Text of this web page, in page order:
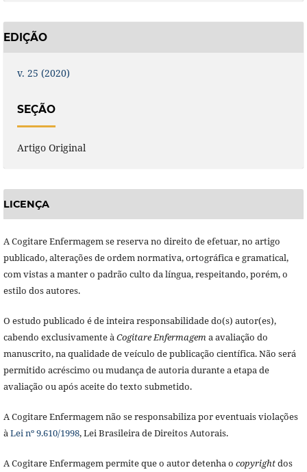
EDIÇÃO
v. 25 (2020)
SEÇÃO
Artigo Original
LICENÇA
A Cogitare Enfermagem se reserva no direito de efetuar, no artigo
publicado, alterações de ordem normativa, ortográfica e gramatical,
com vistas a manter o padrão culto da língua, respeitando, porém, o
estilo dos autores.
O estudo publicado é de inteira responsabilidade do(s) autor(es),
cabendo exclusivamente àCogitare Enfermagema avaliação do
manuscrito, na qualidade de veículo de publicação científica. Não será
permitido acréscimo ou mudança de autoria durante a etapa de
avaliação ou após aceite do texto submetido.
A Cogitare Enfermagem não se responsabiliza por eventuais violações
àLei nº 9.610/1998, Lei Brasileira de Direitos Autorais.
A Cogitare Enfermagem permite que o autor detenha o copyrightdos